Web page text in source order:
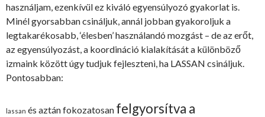
használjam, ezenkívül ez kiváló egyensúlyozó gyakorlat is.
Minél gyorsabban csináljuk, annál jobban gyakoroljuk a
legtakarékosabb, ‘élesben’ használandó mozgást – de az erőt,
az egyensúlyozást, a koordináció kialakítását a különböző
izmaink között úgy tudjuk fejleszteni, ha LASSAN csináljuk.
Pontosabban:
lassan és aztán fokozatosan felgyorsítva a